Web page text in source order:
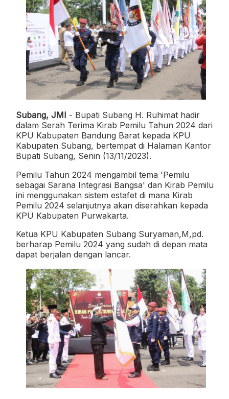
Subang, JMI - Bupati Subang H. Ruhimat hadir
dalam Serah Terima Kirab Pemilu Tahun 2024 dari
KPU Kabupaten Bandung Barat kepada KPU
Kabupaten Subang, bertempat di Halaman Kantor
Bupati Subang, Senin (13/11/2023).
Pemilu Tahun 2024 mengambil tema 'Pemilu
sebagai Sarana Integrasi Bangsa' dan Kirab Pemilu
ini menggunakan sistem estafet di mana Kirab
Pemilu 2024 selanjutnya akan diserahkan kepada
KPU Kabupaten Purwakarta.
Ketua KPU Kabupaten Subang Suryaman,M,pd.
berharap Pemilu 2024 yang sudah di depan mata
dapat berjalan dengan lancar.